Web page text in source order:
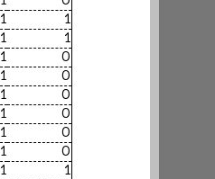
1
1
1
1
1
0
1
0
1
0
1
0
1
0
1
0
1
1